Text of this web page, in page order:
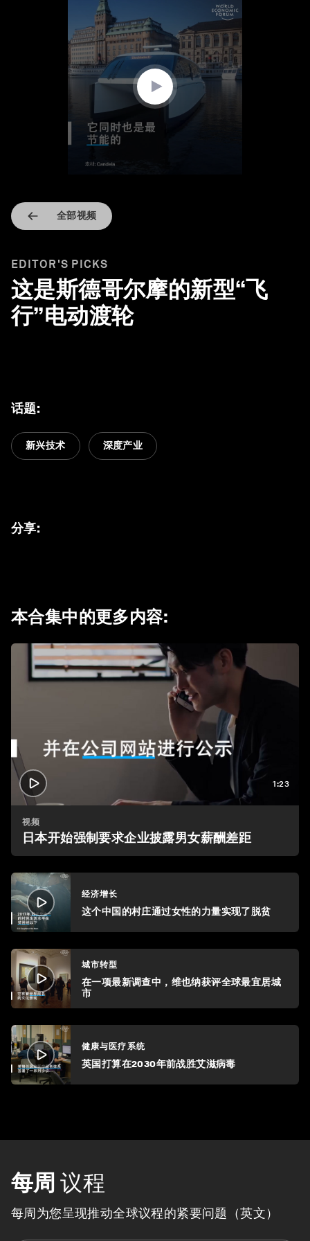
全部视频
EDITOR'S PICKS
这是斯德哥尔摩的新型“飞
行”电动渡轮
话题:
新兴技术 深度产业
分享:
本合集中的更多内容:
1:23
视频
日本开始强制要求企业披露男女薪酬差距
经济增长
这个中国的村庄通过女性的力量实现了脱贫
城市转型
在一项最新调查中，维也纳获评全球最宜居城
市
健康与医疗系统
英国打算在2030年前战胜艾滋病毒
每周 议程
每周为您呈现推动全球议程的紧要问题（英文）